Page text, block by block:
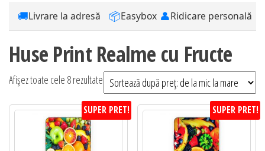
🚚Livrare la adresă 📦Easybox 👤Ridicare personală
Huse Print Realme cu Fructe
Afișez toate cele 8 rezultate Sortat
după
preț:
SUPER PRET! SUPER PRET!